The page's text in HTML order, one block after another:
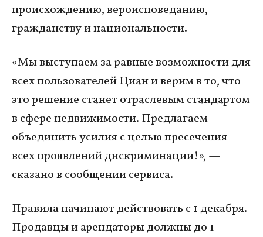
происхождению, вероисповеданию,
гражданству и национальности.
«Мы выступаем за равные возможности для
всех пользователей Циан и верим в то, что
это решение станет отраслевым стандартом
в сфере недвижимости. Предлагаем
объединить усилия с целью пресечения
всех проявлений дискриминации!», —
сказано в сообщении сервиса.
Правила начинают действовать с 1 декабря.
Продавцы и арендаторы должны до 1